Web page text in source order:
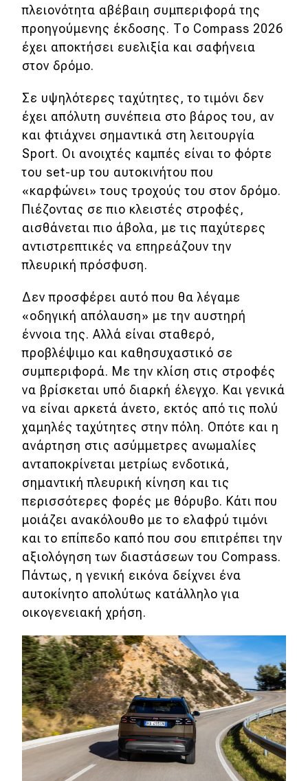
πλειονότητα αβέβαιη συμπεριφορά της
προηγούμενης έκδοσης. Το Compass 2026
έχει αποκτήσει ευελιξία και σαφήνεια
στον δρόμο.
Σε υψηλότερες ταχύτητες, το τιμόνι δεν
έχει απόλυτη συνέπεια στο βάρος του, αν
και φτιάχνει σημαντικά στη λειτουργία
Sport. Οι ανοιχτές καμπές είναι το φόρτε
του set-up του αυτοκινήτου που
«καρφώνει» τους τροχούς του στον δρόμο.
Πιέζοντας σε πιο κλειστές στροφές,
αισθάνεται πιο άβολα, με τις παχύτερες
αντιστρεπτικές να επηρεάζουν την
πλευρική πρόσφυση.
Δεν προσφέρει αυτό που θα λέγαμε
«οδηγική απόλαυση» με την αυστηρή
έννοια της. Αλλά είναι σταθερό,
προβλέψιμο και καθησυχαστικό σε
συμπεριφορά. Με την κλίση στις στροφές
να βρίσκεται υπό διαρκή έλεγχο. Και γενικά
να είναι αρκετά άνετο, εκτός από τις πολύ
χαμηλές ταχύτητες στην πόλη. Οπότε και η
ανάρτηση στις ασύμμετρες ανωμαλίες
ανταποκρίνεται μετρίως ενδοτικά,
σημαντική πλευρική κίνηση και τις
περισσότερες φορές με θόρυβο. Κάτι που
μοιάζει ανακόλουθο με το ελαφρύ τιμόνι
και το επίπεδο καπό που σου επιτρέπει την
αξιολόγηση των διαστάσεων του Compass.
Πάντως, η γενική εικόνα δείχνει ένα
αυτοκίνητο απολύτως κατάλληλο για
οικογενειακή χρήση.